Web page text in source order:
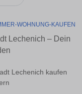
WOHNUNG-KAUFEN
Lechenich – Dein
Lechenich kaufen